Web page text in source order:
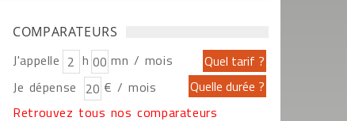
COMPARATEURS
J'appelle h
mn / mois
Je dépense
€ / mois
Retrouvez tous nos comparateurs